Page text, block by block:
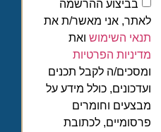
בביצוע ההרשמה
לאתר, אני מאשר/ת את
תנאי השימוש ואת
מדיניות הפרטיות
ומסכים/ה לקבל תכנים
ועדכונים, כולל מידע על
מבצעים וחומרים
פרסומיים, לכתובת